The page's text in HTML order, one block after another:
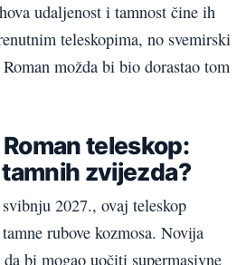
udaljenost i tamnost čine ih
teleskopima, no svemirski
možda bi bio dorastao tom
teleskop:
zvijezda?
2027., ovaj teleskop
rubove kozmosa. Novija
bi mogao uočiti supermasivne